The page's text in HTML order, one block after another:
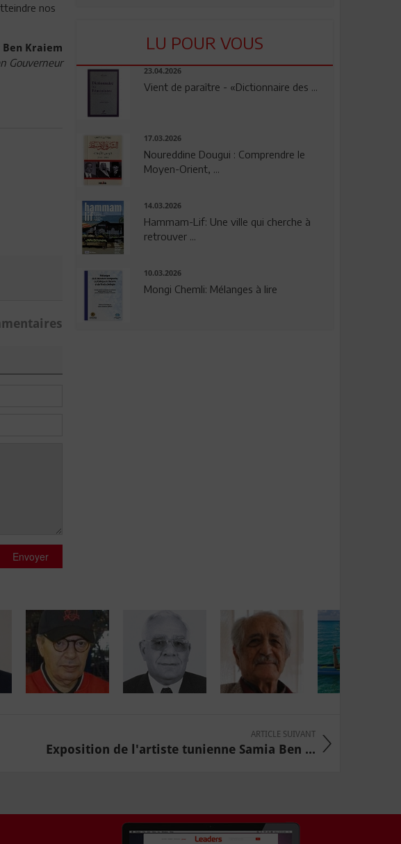
nos
Kraiem
Gouverneur
Envoyer
LU POUR VOUS
23.04.2026
Vient de paraître - «Dictionnaire des ...
17.03.2026
Noureddine Dougui : Comprendre le
Moyen-Orient, ...
14.03.2026
Hammam-Lif: Une ville qui cherche à
retrouver ...
10.03.2026
Mongi Chemli: Mélanges à lire
ARTICLE SUIVANT
Exposition de l'artiste tunienne Samia Ben ...